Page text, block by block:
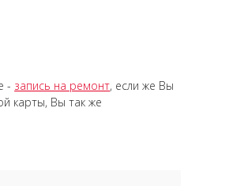
- запись на ремонт, если же Вы
карты, Вы так же